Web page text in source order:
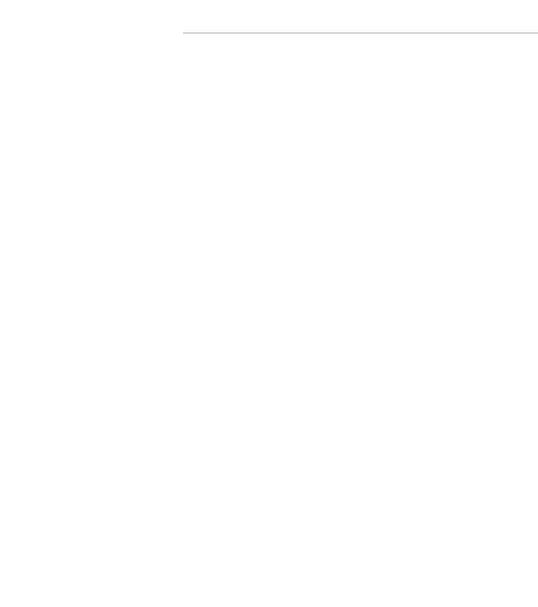
Que vous souhaitiez réaliser des purées de légumes frais ou